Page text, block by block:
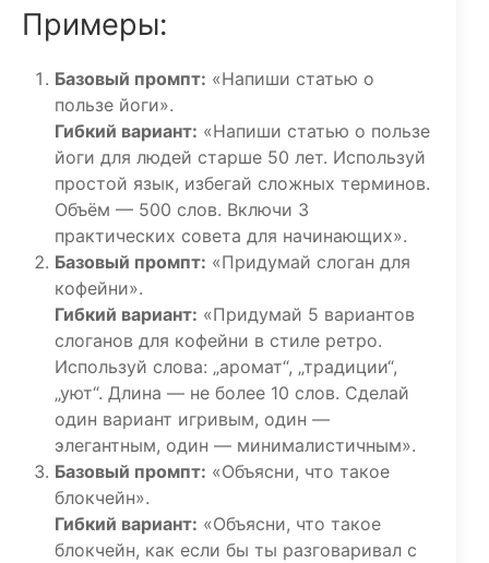
Примеры:
Базовый промпт: «Напиши статью о
пользе йоги».
Гибкий вариант: «Напиши статью о пользе
йоги для людей старше 50 лет. Используй
простой язык, избегай сложных терминов.
Объём — 500 слов. Включи 3
практических совета для начинающих».
Базовый промпт: «Придумай слоган для
кофейни».
Гибкий вариант: «Придумай 5 вариантов
слоганов для кофейни в стиле ретро.
Используй слова: „аромат“, „традиции“,
„уют“. Длина — не более 10 слов. Сделай
один вариант игривым, один —
элегантным, один — минималистичным».
Базовый промпт: «Объясни, что такое
блокчейн».
Гибкий вариант: «Объясни, что такое
блокчейн, как если бы ты разговаривал с